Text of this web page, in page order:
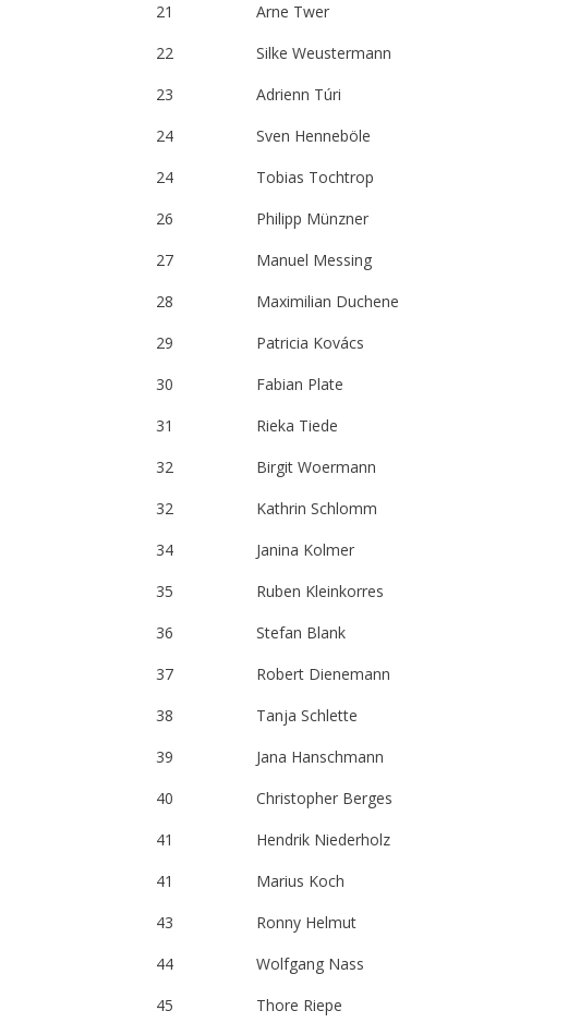
21
Arne Twer
22
Silke Weustermann
23
Adrienn Túri
24
Sven Henneböle
24
Tobias Tochtrop
26
Philipp Münzner
27
Manuel Messing
28
Maximilian Duchene
29
Patricia Kovács
30
Fabian Plate
31
Rieka Tiede
32
Birgit Woermann
32
Kathrin Schlomm
34
Janina Kolmer
35
Ruben Kleinkorres
36
Stefan Blank
37
Robert Dienemann
38
Tanja Schlette
39
Jana Hanschmann
40
Christopher Berges
41
Hendrik Niederholz
41
Marius Koch
43
Ronny Helmut
44
Wolfgang Nass
45
Thore Riepe